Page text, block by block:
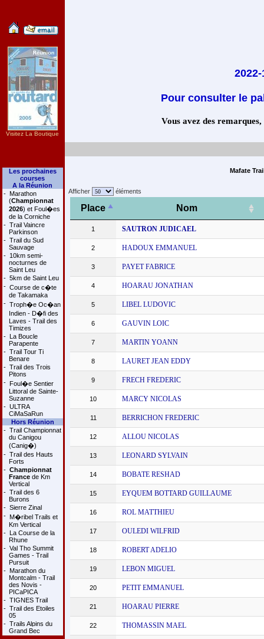
Visitez La Boutique
Les prochaines
courses
A la Réunion
- Marathon
(Championnat
2026) et Foul�es
de la Corniche
- Trail Vaincre
Parkinson
- Trail du Sud
Sauvage
- 10km semi-
nocturnes de
Saint Leu
- 5km de Saint Leu
- Course de c�te
de Takamaka
- Troph�e Oc�an
Indien - D�fi des
Laves - Trail des
Timizes
- La Boucle
Parapente
- Trail Tour Ti
Benare
- Trail des Trois
Pitons
- Foul�e Sentier
Littoral de Sainte-
Suzanne
- ULTRA
CiMaSaRun
Hors Réunion
- Trail Championnat
du Canigou
(Canig�)
- Trail des Hauts
Forts
- Championnat
Francede Km
Vertical
- Trail des 6
Burons
- Sierre Zinal
- M�ribel Trails et
Km Vertical
- La Course de la
Rhune
- Val Tho Summit
Games - Trail
Pursuit
- Marathon du
Montcalm - Trail
des Novis -
PICaPICA
- TIGNES Trail
- Trail des Etoiles
05
- Trails Alpins du
Grand Bec
Pour consulter le
Vous avez des
Mafate
Afficher éléments
Place Nom
1 SAUTRON JUDICAEL
2 HADOUX EMMANUEL
3 PAYET FABRICE
4 HOARAU JONATHAN
5 LIBEL LUDOVIC
6 GAUVIN LOIC
7 MARTIN YOANN
8 LAURET JEAN EDDY
9 FRECH FREDERIC
10 MARCY NICOLAS
11 BERRICHON FREDERIC
12 ALLOU NICOLAS
13 LEONARD SYLVAIN
14 BOBATE RESHAD
15 EYQUEM BOTTARD GUILLAUME
16 ROL MATTHIEU
17 OULEDI WILFRID
18 ROBERT ADELIO
19 LEBON MIGUEL
20 PETIT EMMANUEL
21 HOARAU PIERRE
22 THOMASSIN MAEL